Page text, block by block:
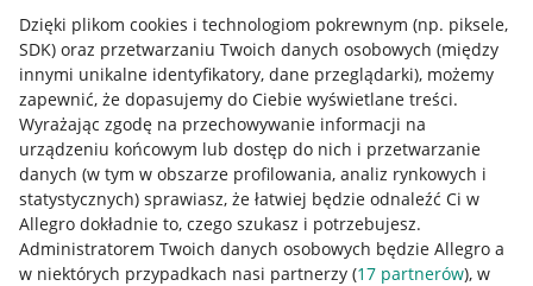
Dzięki plikom cookies i technologiom pokrewnym (np. piksele,
SDK) oraz przetwarzaniu Twoich danych osobowych (między
innymi unikalne identyfikatory, dane przeglądarki), możemy
zapewnić, że dopasujemy do Ciebie wyświetlane treści.
Wyrażając zgodę na przechowywanie informacji na
urządzeniu końcowym lub dostęp do nich i przetwarzanie
danych (w tym w obszarze profilowania, analiz rynkowych i
statystycznych) sprawiasz, że łatwiej będzie odnaleźć Ci w
Allegro dokładnie to, czego szukasz i potrzebujesz.
Administratorem Twoich danych osobowych będzie Allegro a
w niektórych przypadkach nasi partnerzy (17 partnerów), w